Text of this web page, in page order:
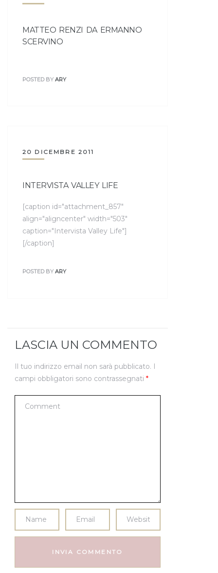
MATTEO RENZI DA ERMANNO
SCERVINO
POSTED BY ARY
20 DICEMBRE 2011
INTERVISTA VALLEY LIFE
[caption id="attachment_857"
align="aligncenter" width="503"
caption="Intervista Valley Life"]
[/caption]
POSTED BY ARY
LASCIA UN COMMENTO
Il tuo indirizzo email non sarà pubblicato. I
campi obbligatori sono contrassegnati *